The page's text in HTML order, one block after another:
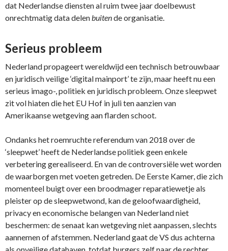
dat Nederlandse diensten al ruim twee jaar doelbewust
onrechtmatig data delenbuitende organisatie.
Serieus probleem
Nederland propageert wereldwijd een technisch betrouwbaar
en juridisch veilige ‘digital mainport’ te zijn, maar heeft nu een
serieus imago-, politiek en juridisch probleem. Onze sleepwet
zit vol hiaten die het EU Hof in juli ten aanzien van
Amerikaanse wetgeving aan flarden schoot.
Ondanks het roemruchte referendum van 2018 over de
‘sleepwet’ heeft de Nederlandse politiek geen enkele
verbetering gerealiseerd. En van de controversiële wet worden
de waarborgen met voeten getreden. De Eerste Kamer, die zich
momenteel buigt over een broodmager reparatiewetje als
pleister op de sleepwetwond, kan de geloofwaardigheid,
privacy en economische belangen van Nederland niet
beschermen: de senaat kan wetgeving niet aanpassen, slechts
aannemen of afstemmen. Nederland gaat de VS dus achterna